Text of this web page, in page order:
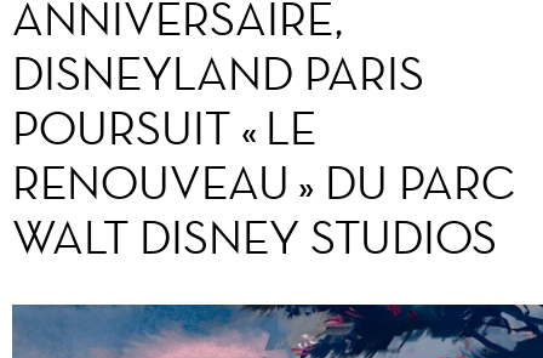
ANNIVERSAIRE,
DISNEYLAND PARIS
POURSUIT « LE
RENOUVEAU » DU PARC
WALT DISNEY STUDIOS